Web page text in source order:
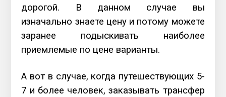
дорогой. В данном случае вы
изначально знаете цену и потому можете
заранее подыскивать наиболее
приемлемые по цене варианты.
А вот в случае, когда путешествующих 5-
7 и более человек, заказывать трансфер